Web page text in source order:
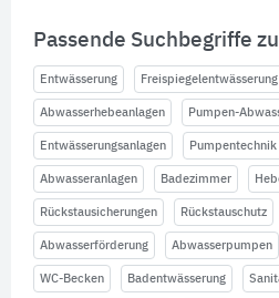
Passende Suchbegriffe
Entwässerung Freispiegelentwässerung
Abwasserhebeanlagen Pumpen-
Entwässerungsanlagen Pumpentechnik
Abwasseranlagen Badezimmer
Rückstausicherungen Rückstauschutz
Abwasserförderung Abwasserpumpen
WC-Becken Badentwässerung